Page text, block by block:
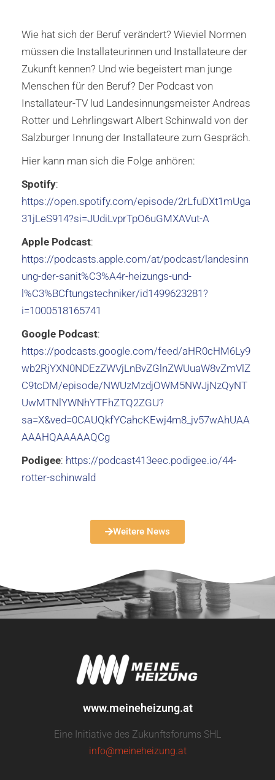
Wie hat sich der Beruf verändert? Wieviel Normen
müssen die Installateurinnen und Installateure der
Zukunft kennen? Und wie begeistert man junge
Menschen für den Beruf? Der Podcast von
Installateur-TV lud Landesinnungsmeister Andreas
Rotter und Lehrlingswart Albert Schinwald von der
Salzburger Innung der Installateure zum Gespräch.
Hier kann man sich die Folge anhören:
Spotify:
https://open.spotify.com/episode/2rLfuDXt1mUga
31jLeS914?si=JUdiLvprTpO6uGMXAVut-A
Apple Podcast:
https://podcasts.apple.com/at/podcast/landesinn
ung-der-sanit%C3%A4r-heizungs-und-
l%C3%BCftungstechniker/id1499623281?
i=1000518165741
Google Podcast:
https://podcasts.google.com/feed/aHR0cHM6Ly9
wb2RjYXN0NDEzZWVjLnBvZGlnZWUuaW8vZmVlZ
C9tcDM/episode/NWUzMzdjOWM5NWJjNzQyNT
UwMTNlYWNhYTFhZTQ2ZGU?
sa=X&ved=0CAUQkfYCahcKEwj4m8_jv57wAhUAA
AAAHQAAAAAQCg
Podigee: https://podcast413eec.podigee.io/44-
rotter-schinwald
Weitere News
www.meineheizung.at
Eine Initiative des Zukunftsforums SHL
info@meineheizung.at